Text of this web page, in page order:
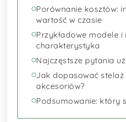
Porównanie kosztów:
wartość w czasie
Przykładowe modele i
charakterystyka
Najczęstsze pytania
Jak dopasować
akcesoriów?
Podsumowanie: który